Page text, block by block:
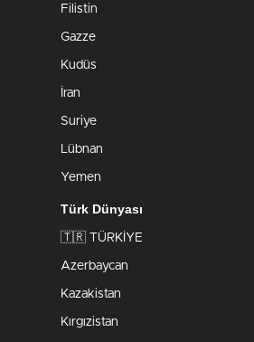
Filistin
Gazze
Kudüs
İran
Suriye
Lübnan
Yemen
Türk Dünyası
🇹🇷 TÜRKİYE
Azerbaycan
Kazakistan
Kırgızistan